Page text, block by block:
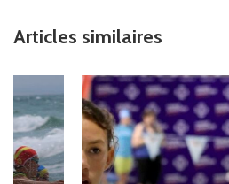
Articles similaires